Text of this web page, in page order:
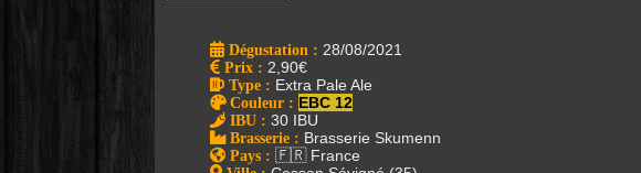
Dégustation : 28/08/2021
Prix: 2,90€
Type: Extra Pale Ale
Couleur: EBC 12
IBU: 30 IBU
Brasserie: Brasserie Skumenn
Pays: 🇫🇷 France